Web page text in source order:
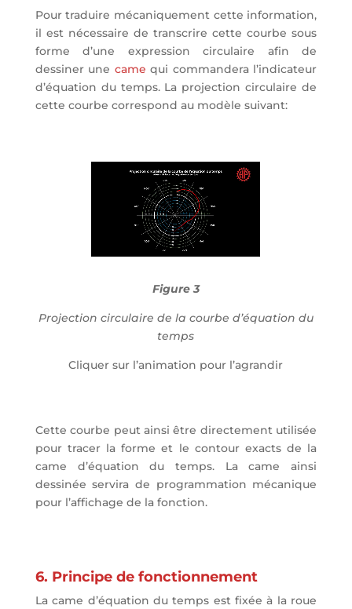
Pour traduire mécaniquement cette information,
il est nécessaire de transcrire cette courbe sous
forme d’une expression circulaire afin de
dessiner une came qui commandera l’indicateur
d’équation du temps. La projection circulaire de
cette courbe correspond au modèle suivant:
Figure 3
Projection circulaire de la courbe d’équation du
temps
Cliquer sur l’animation pour l’agrandir
Cette courbe peut ainsi être directement utilisée
pour tracer la forme et le contour exacts de la
came d’équation du temps. La came ainsi
dessinée servira de programmation mécanique
pour l’affichage de la fonction.
6. Principe de fonctionnement
La came d’équation du temps est fixée à la roue